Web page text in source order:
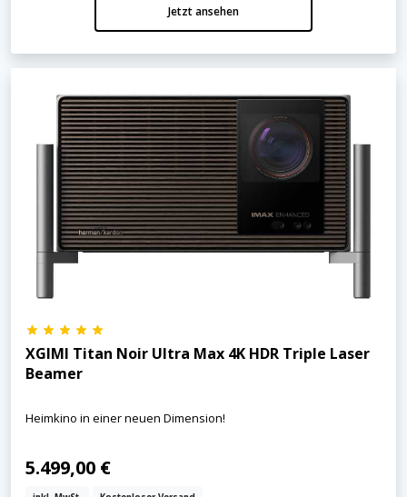
Jetzt ansehen
XGIMI Titan Noir Ultra Max 4K HDR Triple Laser
Beamer
Heimkino in einer neuen Dimension!
5.499,00 €